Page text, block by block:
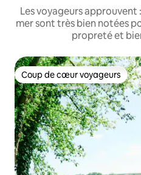
Les voyageurs
mer sont très bien notées
propreté et
Coup de cœur voyageurs
Coup de cœur voyageurs